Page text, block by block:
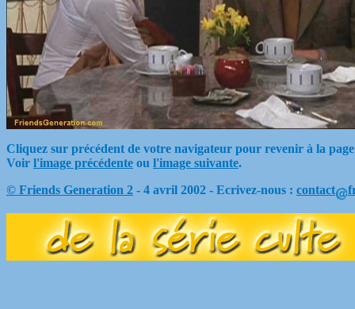
Cliquez sur précédent de votre navigateur pour revenir à la
Voir l'image précédente ou l'image suivante.
© Friends Generation 2 - 4 avril 2002 - Ecrivez-nous : contact